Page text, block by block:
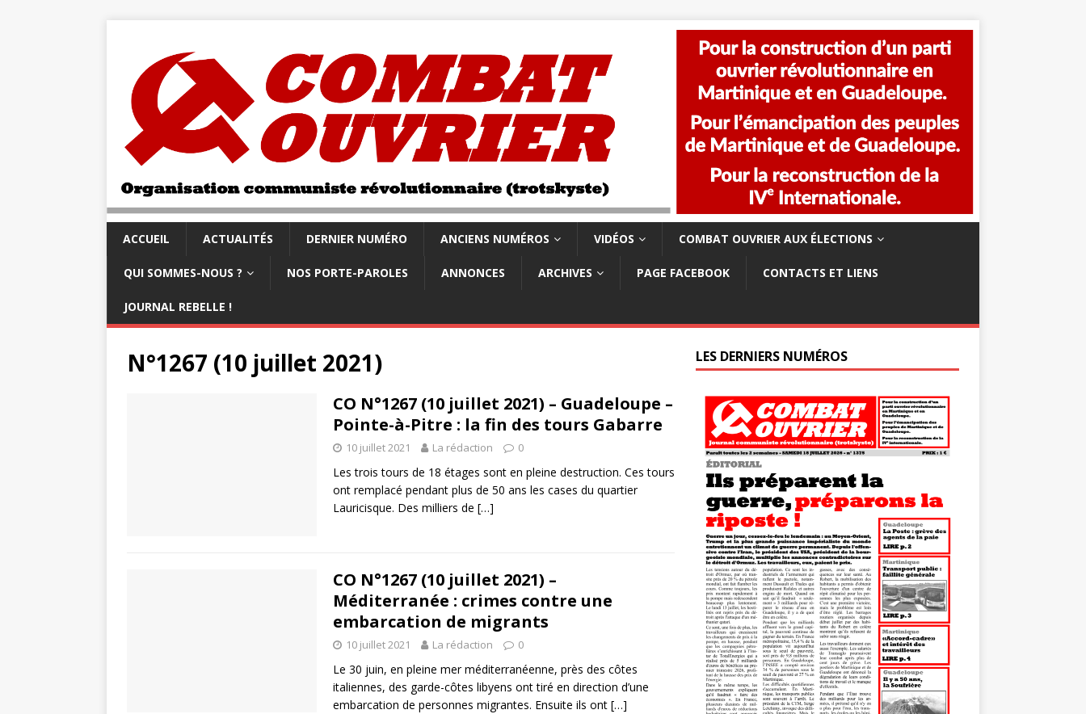
ACCUEIL ACTUALITÉS DERNIER NUMÉRO ANCIENS NUMÉROS VIDÉOS COMBAT OUVRIER AUX ÉLECTIONS
QUI SOMMES-NOUS ? NOS PORTE-PAROLES ANNONCES ARCHIVES PAGE FACEBOOK CONTACTS ET LIENS
JOURNAL REBELLE !
N°1267 (10 juillet 2021)
CO N°1267 (10 juillet 2021) – Guadeloupe –
Pointe-à-Pitre : la fin des tours Gabarre
10 juillet 2021 La rédaction 0
Les trois tours de 18 étages sont en pleine destruction. Ces tours
ont remplacé pendant plus de 50 ans les cases du quartier
Lauricisque. Des milliers de […]
CO N°1267 (10 juillet 2021) –
Méditerranée : crimes contre une
embarcation de migrants
10 juillet 2021 La rédaction 0
Le 30 juin, en pleine mer méditerranéenne, près des côtes
italiennes, des garde-côtes libyens ont tiré en direction d’une
embarcation de personnes migrantes. Ensuite ils ont […]
LES DERNIERS NUMÉROS